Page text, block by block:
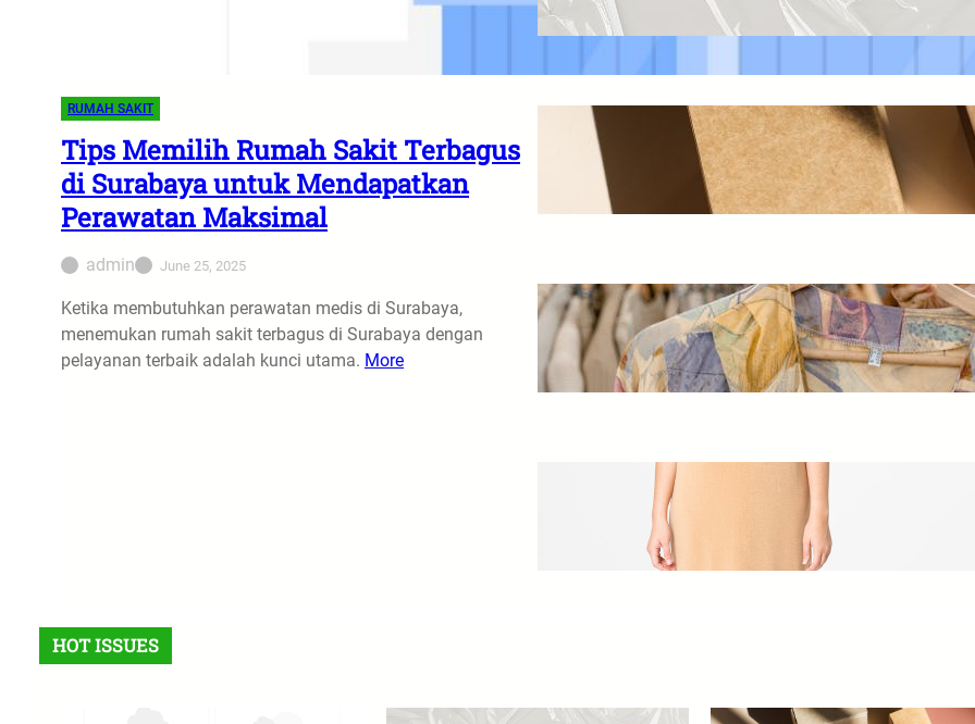
RUMAH SAKIT
Tips Memilih Rumah Sakit Terbagus
di Surabaya untuk Mendapatkan
Perawatan Maksimal
admin June 25, 2025
Ketika membutuhkan perawatan medis di Surabaya,
menemukan rumah sakit terbagus di Surabaya dengan
pelayanan terbaik adalah kunci utama. More
May 29, 2025
Peranan Jasa Cetak Box Souvenir
Terbaik
May 26, 2025
Beberapa Hal Perlu Diperhatikan
Sebelum Cetak Kain
May 26, 2025
4 Tips Memilih Dress Midi Kekinian
Yang Sesuai Dengan Karakteristik
Z, Sangat Feminim!
HOT ISSUES